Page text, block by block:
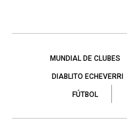
MUNDIAL DE CLUBES
DIABLITO ECHEVERRI
FÚTBOL